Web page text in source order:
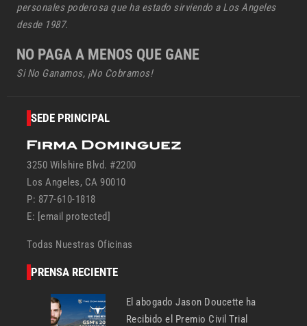
personales poderosa que ha estado sirviendo a Los Angeles
desde 1987.
NO PAGA A MENOS QUE GANE
Si No Ganamos, ¡No Cobramos!
SEDE PRINCIPAL
3250 Wilshire Blvd. #2200
Los Angeles, CA 90010
P: 877-610-1818
E: [email protected]
Todas Nuestras Oficinas
PRENSA RECIENTE
El abogado Jason Doucette ha
Recibido el Premio Civil Trial